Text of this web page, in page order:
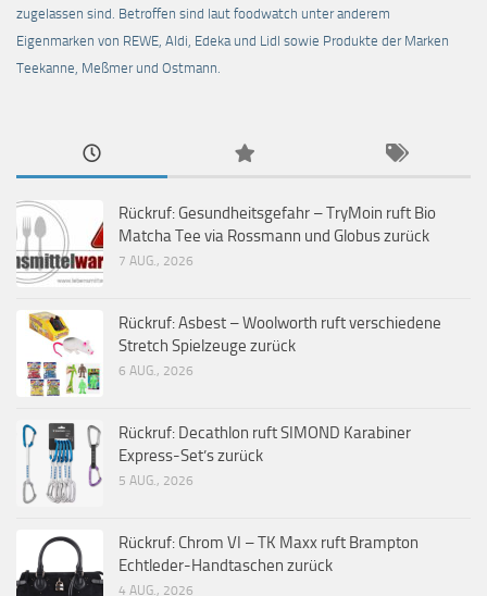
zugelassen sind. Betroffen sind laut foodwatch unter anderem
Eigenmarken von REWE, Aldi, Edeka und Lidl sowie Produkte der Marken
Teekanne, Meßmer und Ostmann.
Rückruf: Gesundheitsgefahr – TryMoin ruft Bio
Matcha Tee via Rossmann und Globus zurück
7 AUG., 2026
Rückruf: Asbest – Woolworth ruft verschiedene
Stretch Spielzeuge zurück
6 AUG., 2026
Rückruf: Decathlon ruft SIMOND Karabiner
Express-Set’s zurück
5 AUG., 2026
Rückruf: Chrom VI – TK Maxx ruft Brampton
Echtleder-Handtaschen zurück
4 AUG., 2026